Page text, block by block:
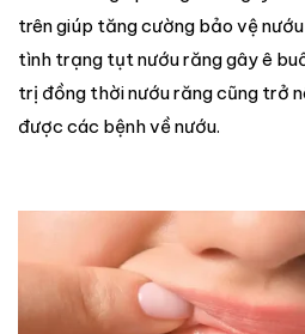
trên giúp tăng cường bảo vệ
tình trạng tụt nướu răng gây ê
trị đồng thời nướu răng cũng trở
được các bệnh về nướu.